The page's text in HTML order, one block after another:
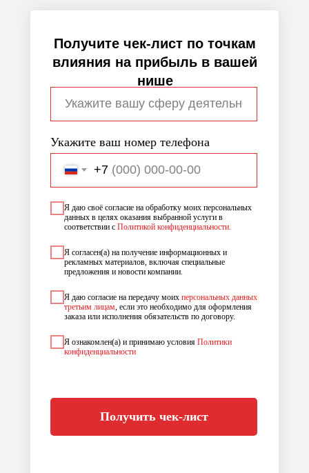
Укажите ваш номер телефона
+7
Я даю своё согласие на обработку моих персональных
данных в целях оказания выбранной услуги в
соответствии с Политикой конфиденциальности.
Я согласен(а) на получение информационных и
рекламных материалов, включая специальные
предложения и новости компании.
Я даю согласие на передачу моих персональных данных
третьим лицам, если это необходимо для оформления
заказа или исполнения обязательств по договору.
Я ознакомлен(а) и принимаю условия Политики
конфиденциальности
Получить чек-лист
Получите чек-лист по точкам
влияния на прибыль в вашей
нише